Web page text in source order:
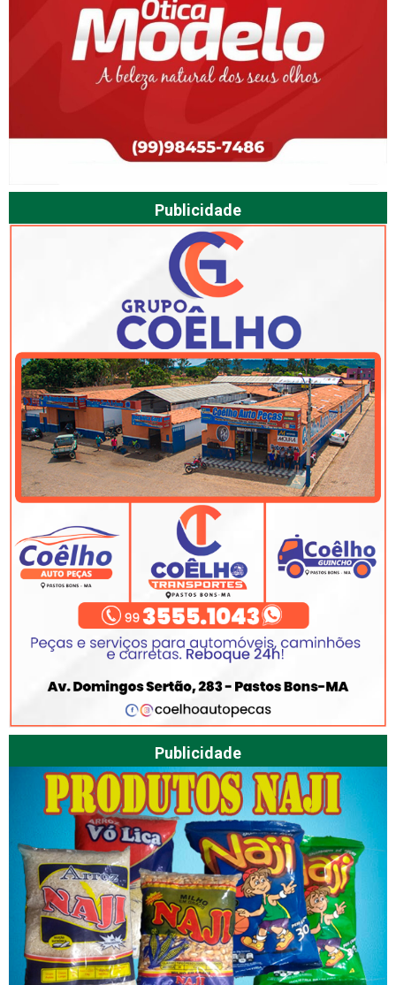
Publicidade
Publicidade